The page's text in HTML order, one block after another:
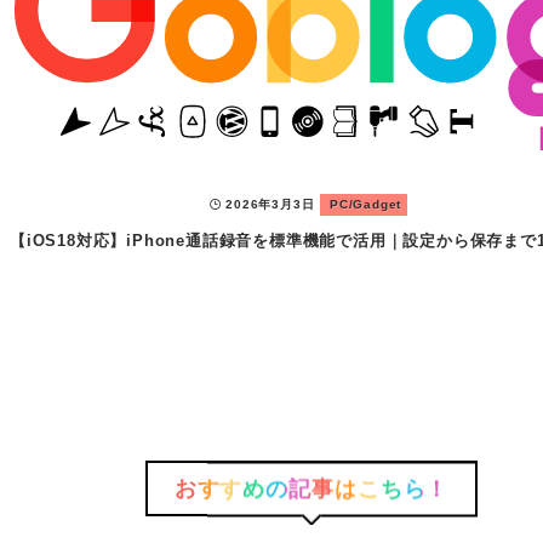
2026年3月3日 PC/Gadget
【iOS18対応】iPhone通話録音を標準機能で活用｜設定から保存まで
2025年12月25日 Soft/App
Outlook＞Thunderbirdへメールを送信すると添付ファイルが.datにな
2025年12月25日 Soft/App
<AutoCAD>マルチ引出線の下線が最終行で二重になる原因と1ステ
2025年12月11日 Soft/App
【解決策】メールの埋込画像｜きれいに印刷するHTML保存と5つ
2025年12月6日 PC/Gadget
タク事務員の絶対17時に帰るマン！──今日から使えるパソコン作業の
2025年11月27日 Soft/App
【即解決】RaycastWindowsQuicklink効率化術｜Googleマップを
おすすめの記事はこちら！